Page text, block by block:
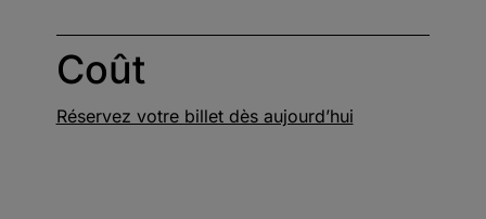
Coût
Réservez votre billet dès aujourd’hui